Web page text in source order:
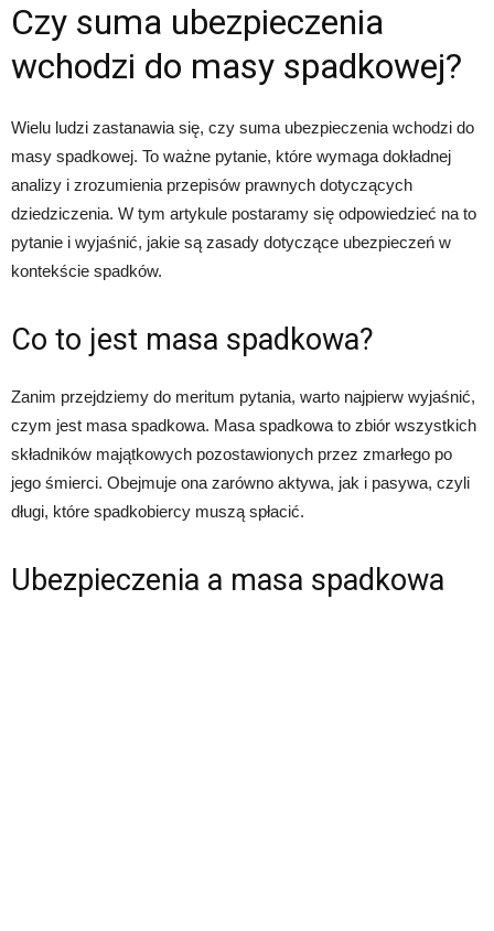
Czy suma ubezpieczenia
wchodzi do masy spadkowej?
Wielu ludzi zastanawia się, czy suma ubezpieczenia wchodzi do
masy spadkowej. To ważne pytanie, które wymaga dokładnej
analizy i zrozumienia przepisów prawnych dotyczących
dziedziczenia. W tym artykule postaramy się odpowiedzieć na to
pytanie i wyjaśnić, jakie są zasady dotyczące ubezpieczeń w
kontekście spadków.
Co to jest masa spadkowa?
Zanim przejdziemy do meritum pytania, warto najpierw wyjaśnić,
czym jest masa spadkowa. Masa spadkowa to zbiór wszystkich
składników majątkowych pozostawionych przez zmarłego po
jego śmierci. Obejmuje ona zarówno aktywa, jak i pasywa, czyli
długi, które spadkobiercy muszą spłacić.
Ubezpieczenia a masa spadkowa